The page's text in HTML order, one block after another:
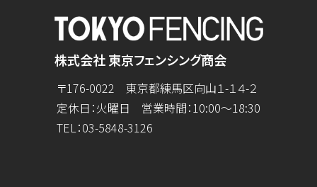
株式会社 東京フェンシング商会
〒176-0022 東京都練馬区向山１-１４-２
定休日：火曜日 営業時間：10:00～18:30
TEL：03-5848-3126